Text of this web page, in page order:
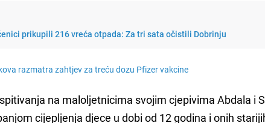
prikupili 216 vreća otpada: Za tri sata očistili Dobrinju
razmatra zahtjev za treću dozu Pfizer vakcine
na maloljetnicima svojim cjepivima Abdala i
cijepljenja djece u dobi od 12 godina i onih